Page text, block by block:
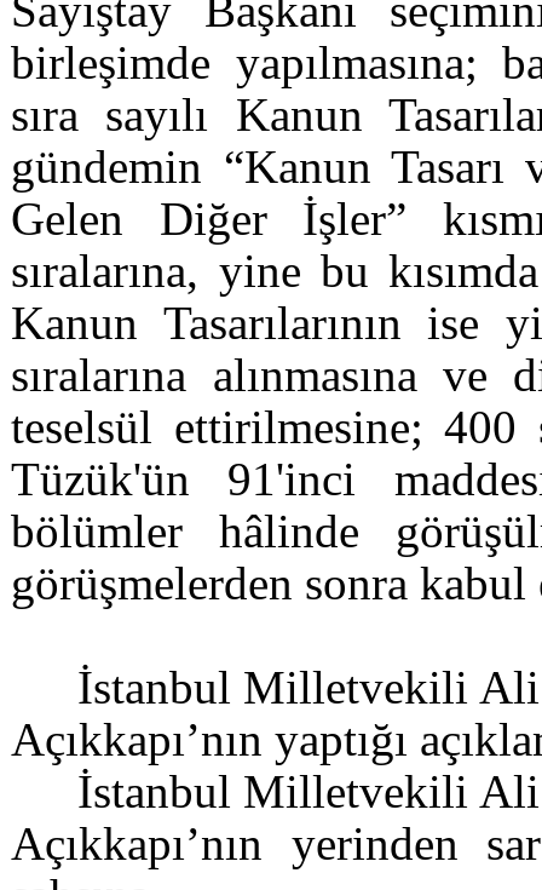
birleşimde yapılmasına;
sıra sayılı Kanun
gündemin “Kanun
Gelen Diğer İşler”
sıralarına, yine bu
Kanun Tasarılarının ise
sıralarına alınmasına ve
teselsül ettirilmesine; 400
Tüzük'ün 91'inci
bölümler hâlinde
görüşmelerden sonra
İstanbul Milletvekili
Açıkkapı’nın yaptığı
İstanbul Milletvekili
Açıkkapı’nın yerinden